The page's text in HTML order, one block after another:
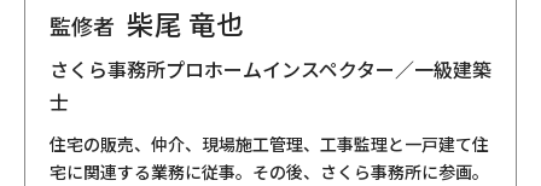
監修者 柴尾 竜也
さくら事務所プロホームインスペクター／一級建築
士
住宅の販売、仲介、現場施工管理、工事監理と一戸建て住
宅に関連する業務に従事。その後、さくら事務所に参画。